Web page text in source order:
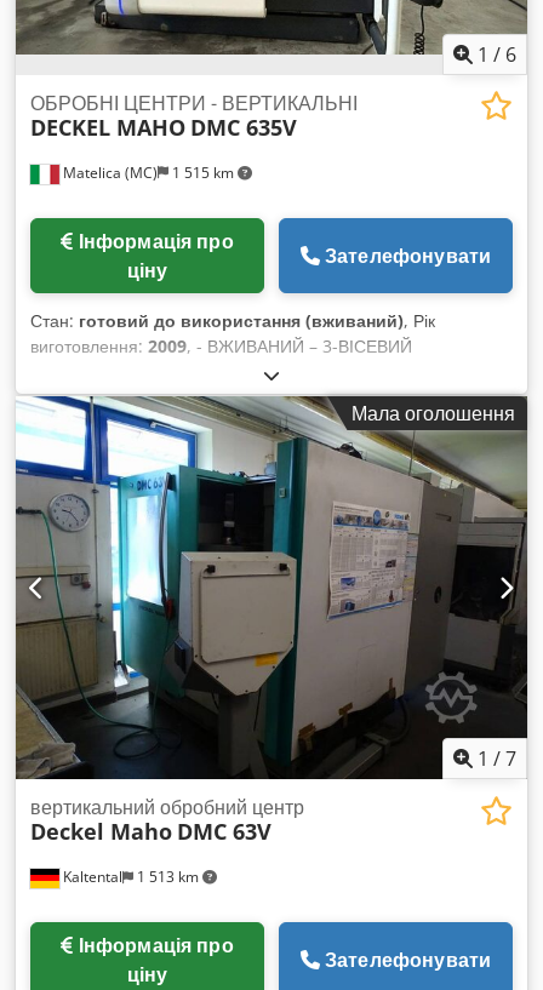
1 / 6
Matelica (MC) 1 515 km
ОБРОБНІ ЦЕНТРИ - ВЕРТИКАЛЬНІ
DECKEL MAHO DMC 635V
ціну
Зателефонувати
Стан: готовий до використання (вживаний), Рік
виготовлення: 2009, - ВЖИВАНИЙ – 3-ВІСЕВИЙ
ВЕРТИКАЛЬНИЙ ОБРОБНИЙ ЦЕНТР ХІД ОСІ X: 635 мм ХІД
ОСІ Y: 510 мм ХІД ОСІ Z: 460 мм ШВИДКІСТЬ ПОДАЧІ ОСІ
X-Y-Z: 30 м/хв ШПІНДЕЛЬ: 10 000 об/хв; 9–13 кВт; 57–83 Нм;
SK-40 РОЗМІРИ СТОЛА: 790 x 560 мм МАКСИМАЛЬНЕ
ДОПУСКИМ НАВАНТАЖЕННЯ: 600 кг МАГАЗИН
ІНСТРУМЕНТУ: КОШИКОВОГО ТИПУ; 20 ПОЗИЦІЙ
МАКСИМАЛЬНИЙ ДІАМЕТР ІНСТРУМЕНТУ: 80 (130) мм
МАКСИМАЛЬНА ДОВЖИНА ІНСТРУМЕНТУ: 300 мм
Codpfezlu S Nex Amgjrf МАКСИМАЛЬНА ВАГА
ІНСТРУМЕНТУ: 6 кг БЛОК КЕРУВАННЯ: HEIDENHAIN iTNC
530 ВАГА: 3650 кг ЗАГАЛЬНІ ГАБАРИТИ: 3375 x 2440 x 2665
мм ДОДАТКОВЕ ОБЛАДНАННЯ: КОНВЕЙЄР ДЛЯ
ВІДВЕДЕННЯ СТРУЖКИ; ПЕРЕСУВНИЙ РУЧНИЙ
КЕРМОВИЙ КОЛЕСО
Мала оголошення
1 /7
Kaltental 1 513 km
вертикальний обробний центр
Deckel Maho DMC 63V
ціну
Зателефонувати